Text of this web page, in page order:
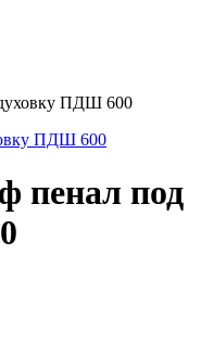
ПДШ 600
под